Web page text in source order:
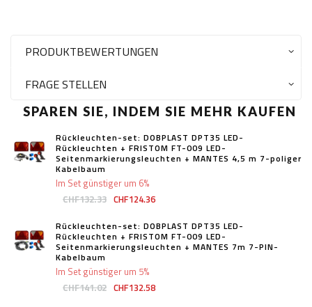
PRODUKTBEWERTUNGEN
FRAGE STELLEN
SPAREN SIE, INDEM SIE MEHR KAUFEN
Rückleuchten-set: DOBPLAST DPT35 LED-
Rückleuchten + FRISTOM FT-009 LED-
Seitenmarkierungsleuchten + MANTES 4,5 m 7-poliger
Kabelbaum
CHF132.33 CHF124.36
Im Set günstiger um 6%
Rückleuchten-set: DOBPLAST DPT35 LED-
Rückleuchten + FRISTOM FT-009 LED-
Seitenmarkierungsleuchten + MANTES 7m 7-PIN-
Kabelbaum
CHF141.02 CHF132.58
Im Set günstiger um 5%